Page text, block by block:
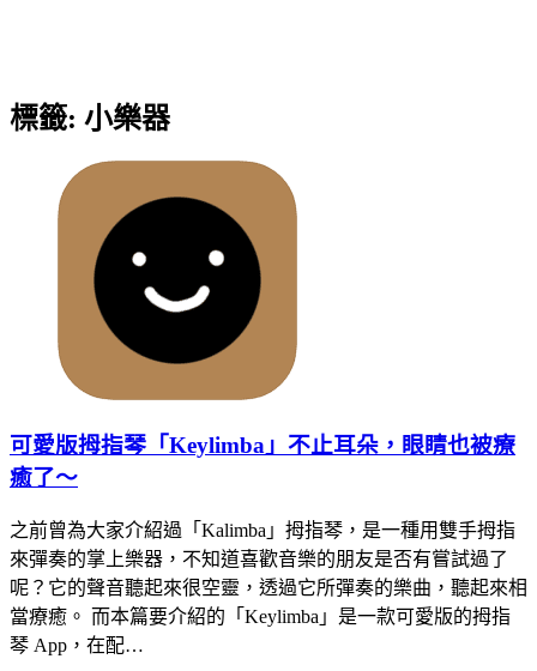
標籤: 小樂器
可愛版拇指琴「Keylimba」不止耳朵，眼睛也被療
癒了～
之前曾為大家介紹過「Kalimba」拇指琴，是一種用雙手拇指
來彈奏的掌上樂器，不知道喜歡音樂的朋友是否有嘗試過了
呢？它的聲音聽起來很空靈，透過它所彈奏的樂曲，聽起來相
當療癒。 而本篇要介紹的「Keylimba」是一款可愛版的拇指
琴 App，在配…